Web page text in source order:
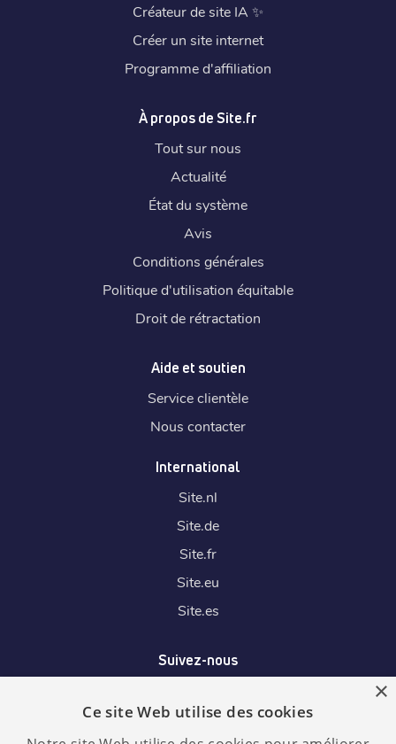
Créateur de site IA ✨
Créer un site internet
Programme d'affiliation
À propos de Site.fr
Tout sur nous
Actualité
État du système
Avis
Conditions générales
Politique d'utilisation équitable
Droit de rétractation
Aide et soutien
Service clientèle
Nous contacter
International
Site.nl
Site.de
Site.fr
Site.eu
Site.es
Suivez-nous
Nous acceptons
×
Ce site Web utilise des cookies